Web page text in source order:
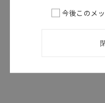
XC5（DIN標
準） データシ
今後このメ